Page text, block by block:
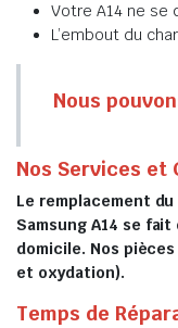
Votre A14 ne se
L’embout du
Nous
Nos Services et
Le remplacement
Samsung A14 se
domicile. Nos
et oxydation).
Temps de